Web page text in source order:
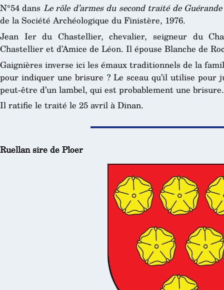
N°54 dans Le rôle d’armes du second traité de
de la Société Archéologique du Finistère, 1976.
Jean Ier du Chastellier, chevalier, seigneur du
Chastellier et d’Amice de Léon. Il épouse Blanche de
Gaignières inverse ici les émaux traditionnels de la
pour indiquer une brisure ? Le sceau qu’il utilise
peut-être d’un lambel, qui est probablement une brisure.
Il ratifie le traité le 25 avril à Dinan.
Ruellan sire de Ploer